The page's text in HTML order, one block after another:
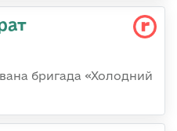
бригада «Холодний